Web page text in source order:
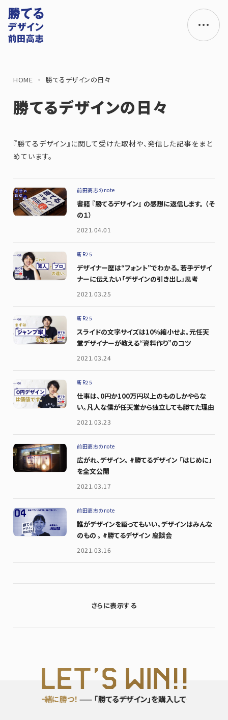
HOME 勝てるデザインの日々
勝てるデザインの日々
『勝てるデザイン』に関して受けた取材や、発信した記事をまと
めています。
前田高志のnote
書籍 『勝てるデザイン』 の感想に返信します。 （そ
の１）
2021.04.01
新R25
デザイナー歴は“フォント”でわかる。若手デザイ
ナーに伝えたい「デザインの引き出し」思考
2021.03.25
新R25
スライドの文字サイズは10％縮小せよ。元任天
堂デザイナーが教える“資料作り”のコツ
2021.03.24
新R25
仕事は、0円か100万円以上のものしかやらな
い。凡人な僕が任天堂から独立しても勝てた理由
2021.03.23
前田高志のnote
広がれ、デザイン。 #勝てるデザイン 「はじめに」
を全文公開
2021.03.17
前田高志のnote
誰がデザインを語ってもいい。デザインはみんな
のもの 。 #勝てるデザイン 座談会
2021.03.16
さらに表示する
L ET’S WI N!!
一緒に勝つ！—— 「勝てるデザイン」を購入して一緒に勝つ！